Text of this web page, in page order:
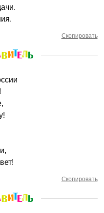
Скопировать
Скопировать